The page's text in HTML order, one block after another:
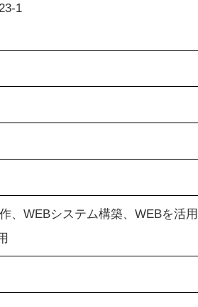
1
、WEBシステム構築、WEBを活